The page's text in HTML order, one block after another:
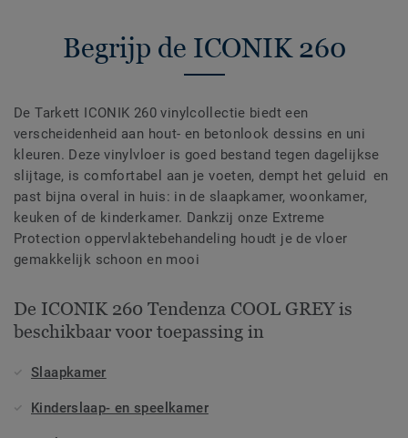
Begrijp de ICONIK 260
De Tarkett ICONIK 260 vinylcollectie biedt een
verscheidenheid aan hout- en betonlook dessins en uni
kleuren. Deze vinylvloer is goed bestand tegen dagelijkse
slijtage, is comfortabel aan je voeten, dempt het geluid en
past bijna overal in huis: in de slaapkamer, woonkamer,
keuken of de kinderkamer. Dankzij onze Extreme
Protection oppervlaktebehandeling houdt je de vloer
gemakkelijk schoon en mooi
De ICONIK 260 Tendenza COOL GREY is
beschikbaar voor toepassing in
Slaapkamer
Kinderslaap- en speelkamer